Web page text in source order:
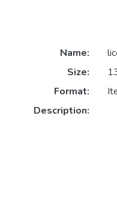
Name:
Size:
Format:
Description: